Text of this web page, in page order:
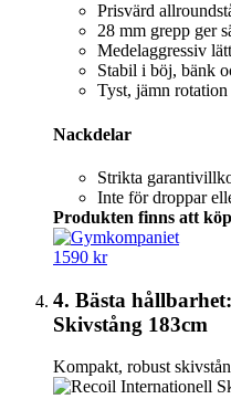
Prisvärd
28 mm grepp ger
Medelaggressiv
Stabil i böj, bänk
Tyst, jämn
Nackdelar
Strikta
Inte för droppar
Produkten finns att
1590 kr
4. Bästa
Skivstång 183cm
Kompakt, robust